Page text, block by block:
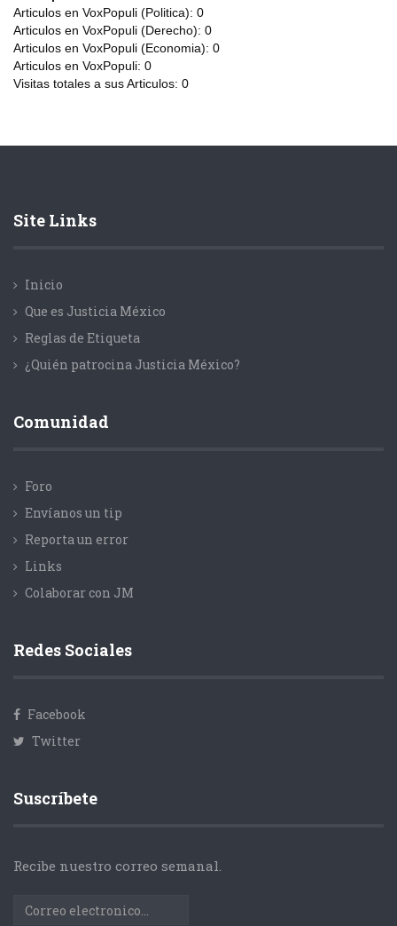
Articulos en VoxPopuli (Politica): 0
Articulos en VoxPopuli (Derecho): 0
Articulos en VoxPopuli (Economia): 0
Articulos en VoxPopuli: 0
Visitas totales a sus Articulos: 0
Site Links
Inicio
Que es Justicia México
Reglas de Etiqueta
¿Quién patrocina Justicia México?
Comunidad
Foro
Envíanos un tip
Reporta un error
Links
Colaborar con JM
Redes Sociales
Facebook
Twitter
Suscríbete
Recibe nuestro correo semanal.